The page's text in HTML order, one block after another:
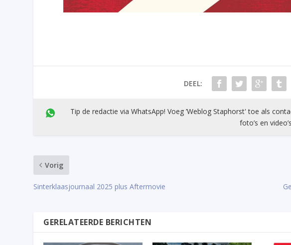
DEEL:
Tip de redactie via WhatsApp! Voeg ’Weblog Staphorst' toe als
foto’s en
Vorig
Sinterklaasjournaal 2025 plus Aftermovie
GERELATEERDE BERICHTEN